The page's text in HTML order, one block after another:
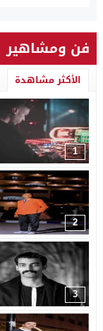
فن ومشاهير
الأكثر مشاهدة
1
2
3